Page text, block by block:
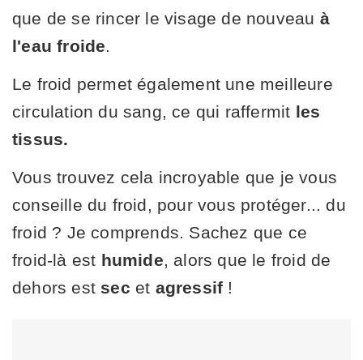
que de se rincer le visage de nouveau à
l'eau froide.
Le froid permet également une meilleure
circulation du sang, ce qui raffermit les
tissus.
Vous trouvez cela incroyable que je vous
conseille du froid, pour vous protéger... du
froid ? Je comprends. Sachez que ce
froid-là est humide, alors que le froid de
dehors est sec et agressif !